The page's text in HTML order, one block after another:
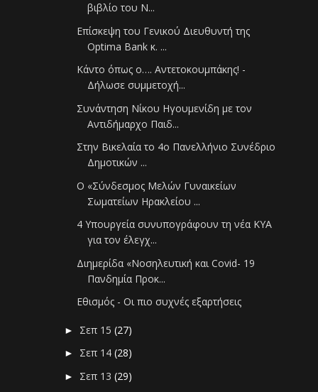
βιβλίο του Ν...
Επίσκεψη του Γενικού Διευθυντή της
Οptima Bank κ. ...
Κάντο όπως ο…. Αντετοκουμπάκης! -
Δήλωσε συμμετοχή...
Συνάντηση Νίκου Ηγουμενίδη με τον
Αντιδήμαρχο Παιδ...
Στην Βικελαία το 4ο Πανελλήνιο Συνέδριο
Δημοτικών ...
Ο «Σύνδεσμος Μελών Γυναικείων
Σωματείων Ηρακλείου ...
4 Υπουργεία συνυπογράφουν τη νέα ΚΥΑ
για τον έλεγχ...
Διημερίδα «Νοσηλευτική και Covid- 19
Πανδημία Προκ...
Εθισμός - Οι πιο συχνές εξαρτήσεις
► Σεπ 15(27)
► Σεπ 14(28)
► Σεπ 13(29)